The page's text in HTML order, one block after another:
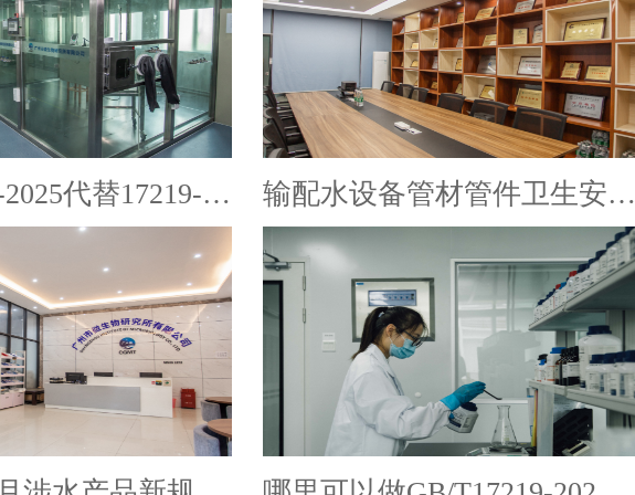
GB/T17219-2025代替17219-1998 输配水设备管材管件卫生安全评价报告